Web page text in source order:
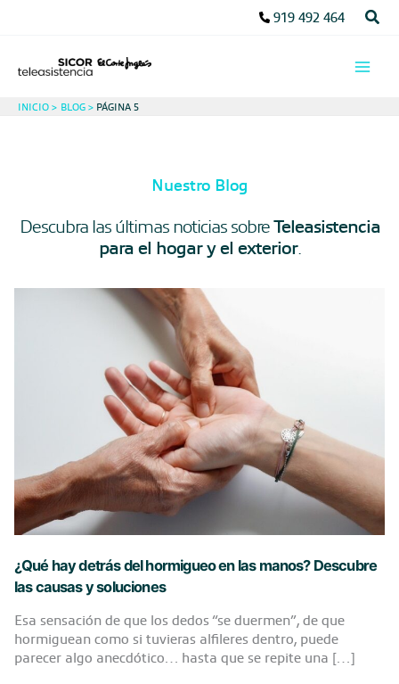
919 492 464
INICIO BLOG PÁGINA 5
Nuestro Blog
Descubra las últimas noticias sobreTeleasistencia
para el hogar y el exterior.
¿Qué hay detrás del hormigueo en las manos? Descubre
las causas y soluciones
Esa sensación de que los dedos “se duermen”, de que
hormiguean como si tuvieras alfileres dentro, puede
parecer algo anecdótico… hasta que se repite una […]